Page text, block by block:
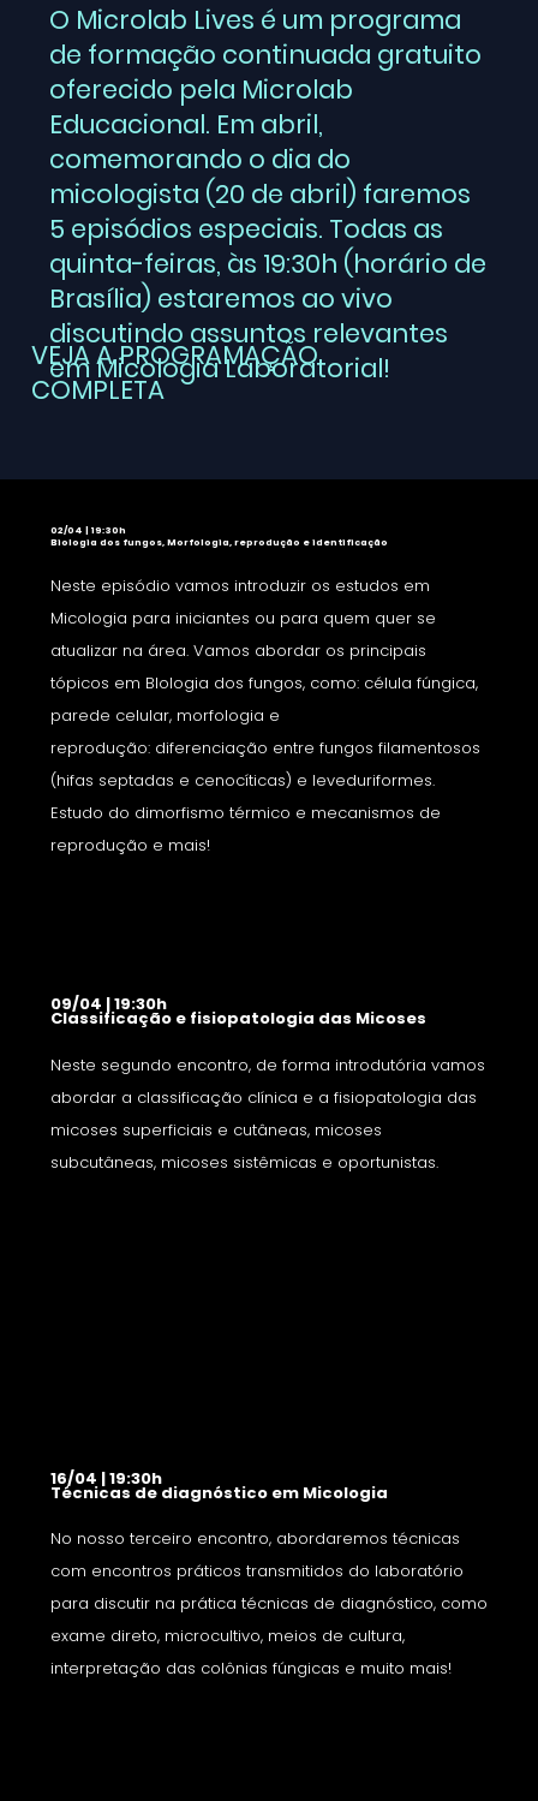
O Microlab Lives é um programa
de formação continuada gratuito
oferecido pela Microlab
Educacional. Em abril,
comemorando o dia do
micologista (20 de abril) faremos
5 episódios especiais. Todas as
quinta-feiras, às 19:30h (horário de
Brasília) estaremos ao vivo
discutindo assuntos relevantes
em Micologia Laboratorial!
VEJA A PROGRAMAÇÃO
COMPLETA
02/04 | 19:30h
Biologia dos fungos, Morfologia, reprodução e identificação
Neste episódio vamos introduzir os estudos em
Micologia para iniciantes ou para quem quer se
atualizar na área. Vamos abordar os principais
tópicos em BIologia dos fungos, como: célula fúngica,
parede celular, morfologia e
reprodução: diferenciação entre fungos filamentosos
(hifas septadas e cenocíticas) e leveduriformes.
Estudo do dimorfismo térmico e mecanismos de
reprodução e mais!
09/04 | 19:30h
Classificação e fisiopatologia das Micoses
Neste segundo encontro, de forma introdutória vamos
abordar a classificação clínica e a fisiopatologia das
micoses superficiais e cutâneas, micoses
subcutâneas, micoses sistêmicas e oportunistas.
16/04 | 19:30h
Técnicas de diagnóstico em Micologia
No nosso terceiro encontro, abordaremos técnicas
com encontros práticos transmitidos do laboratório
para discutir na prática técnicas de diagnóstico, como
exame direto, microcultivo, meios de cultura,
interpretação das colônias fúngicas e muito mais!